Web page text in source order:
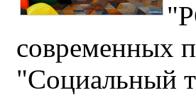
современных
"Социальный